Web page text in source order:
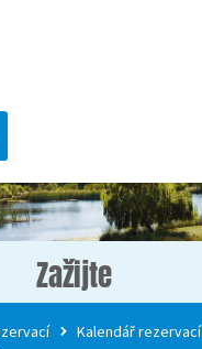
Zažijte
Kalendář rezervací